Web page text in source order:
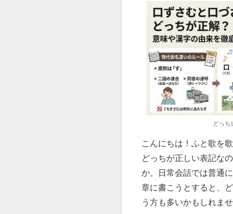
どっち
こんにちは！ふと歌を
どっちが正しい表記な
か。日常会話では普通
章に書こうとすると、
う方も多いかもしれませ